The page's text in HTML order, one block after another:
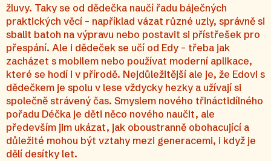
žluvy. Taky se od dědečka naučí řadu báječných
praktických věcí – například vázat různé uzly, správně si
sbalit batoh na výpravu nebo postavit si přístřešek pro
přespání. Ale i dědeček se učí od Edy – třeba jak
zacházet s mobilem nebo používat moderní aplikace,
které se hodí i v přírodě. Nejdůležitější ale je, že Edovi s
dědečkem je spolu v lese vždycky hezky a užívají si
společně strávený čas. Smyslem nového třináctidílného
pořadu Déčka je děti něco nového naučit, ale
především jim ukázat, jak oboustranně obohacující a
důležité mohou být vztahy mezi generacemi, i když je
dělí desítky let.